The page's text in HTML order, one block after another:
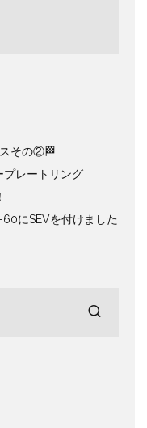
その②🏁
プレートリング
にSEVを付けました